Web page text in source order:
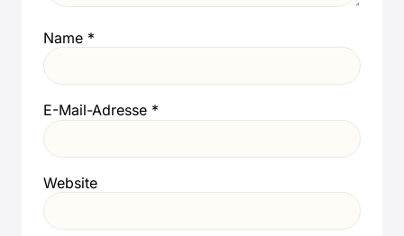
Name *
E-Mail-Adresse *
Website